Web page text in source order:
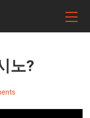
노?